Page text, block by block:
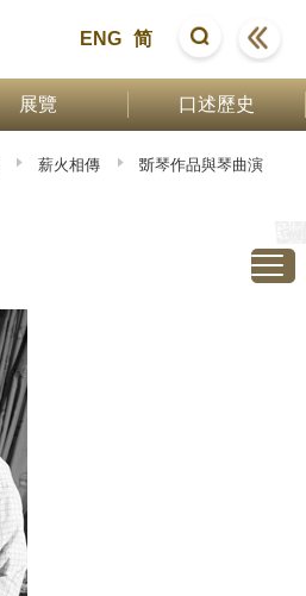
ENG 简
展覽 口述歷史
薪火相傳
斲琴作品與琴曲演